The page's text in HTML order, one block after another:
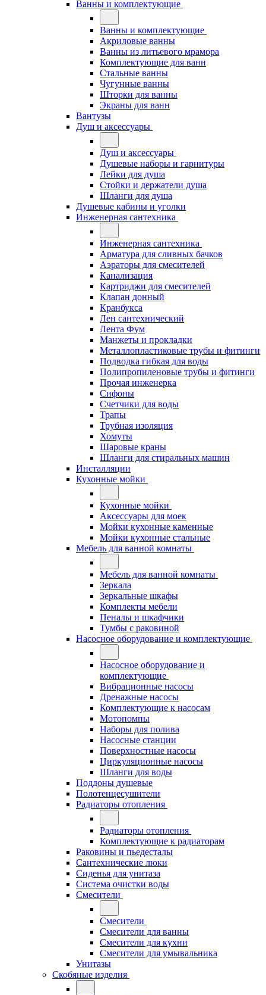
Ванны и комплектующие
Ванны и комплектующие
Акриловые ванны
Ванны из литьевого мрамора
Комплектующие для ванн
Стальные ванны
Чугунные ванны
Шторки для ванны
Экраны для ванн
Вантузы
Душ и аксессуары
Душ и аксессуары
Душевые наборы и гарнитуры
Лейки для душа
Стойки и держатели душа
Шланги для душа
Душевые кабины и уголки
Инженерная сантехника
Инженерная сантехника
Арматура для сливных бачков
Аэраторы для смесителей
Канализация
Картриджи для смесителей
Клапан донный
Кранбукса
Лен сантехнический
Лента Фум
Манжеты и прокладки
Металлопластиковые трубы и фитинги
Подводка гибкая для воды
Полипропиленовые трубы и фитинги
Прочая инженерка
Сифоны
Счетчики для воды
Трапы
Трубная изоляция
Хомуты
Шаровые краны
Шланги для стиральных машин
Инсталляции
Кухонные мойки
Кухонные мойки
Аксессуары для моек
Мойки кухонные каменные
Мойки кухонные стальные
Мебель для ванной комнаты
Мебель для ванной комнаты
Зеркала
Зеркальные шкафы
Комплекты мебели
Пеналы и шкафчики
Тумбы с раковиной
Насосное оборудование и комплектующие
Насосное оборудование и
комплектующие
Вибрационные насосы
Дренажные насосы
Комплектующие к насосам
Мотопомпы
Наборы для полива
Насосные станции
Поверхностные насосы
Циркуляционные насосы
Шланги для воды
Поддоны душевые
Полотенцесушители
Радиаторы отопления
Радиаторы отопления
Комплектующие к радиаторам
Раковины и пьедесталы
Сантехнические люки
Сиденья для унитаза
Система очистки воды
Смесители
Смесители
Смесители для ванны
Смесители для кухни
Смесители для умывальника
Унитазы
Скобяные изделия